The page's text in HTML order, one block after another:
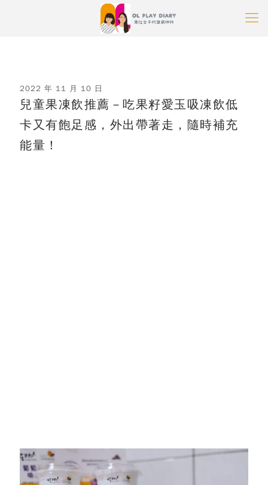
2022 年 11 月 10 日
兒童果凍飲推薦－吃果籽愛玉吸凍飲低
卡又有飽足感，外出帶著走，隨時補充
能量！